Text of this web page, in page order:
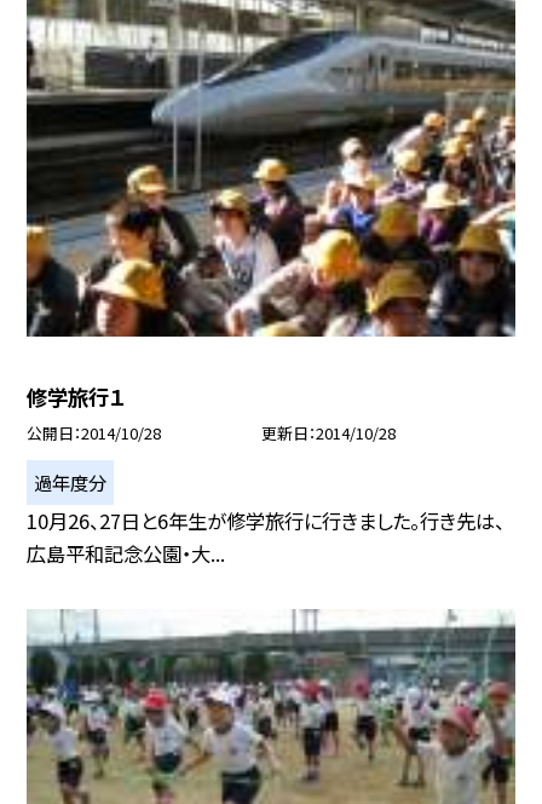
修学旅行１
公開日 2014/10/28 更新日 2014/10/28
過年度分
10月26、27日と6年生が修学旅行に行きました。行き先は、
広島平和記念公園・大...